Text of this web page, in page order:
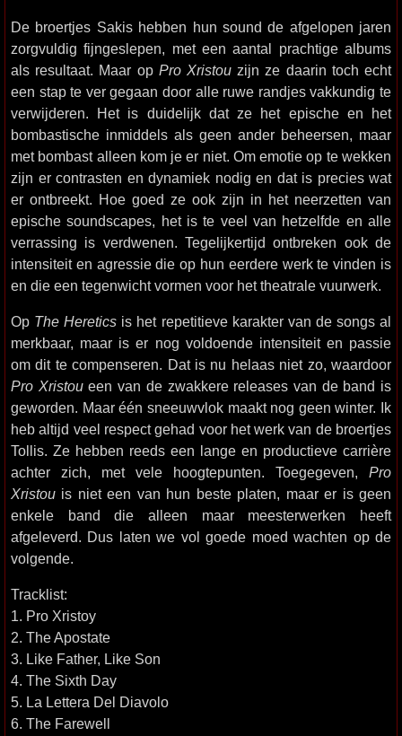
De broertjes Sakis hebben hun sound de afgelopen jaren
zorgvuldig fijngeslepen, met een aantal prachtige albums
als resultaat. Maar op Pro Xristou zijn ze daarin toch echt
een stap te ver gegaan door alle ruwe randjes vakkundig te
verwijderen. Het is duidelijk dat ze het epische en het
bombastische inmiddels als geen ander beheersen, maar
met bombast alleen kom je er niet. Om emotie op te wekken
zijn er contrasten en dynamiek nodig en dat is precies wat
er ontbreekt. Hoe goed ze ook zijn in het neerzetten van
epische soundscapes, het is te veel van hetzelfde en alle
verrassing is verdwenen. Tegelijkertijd ontbreken ook de
intensiteit en agressie die op hun eerdere werk te vinden is
en die een tegenwicht vormen voor het theatrale vuurwerk.
Op The Heretics is het repetitieve karakter van de songs al
merkbaar, maar is er nog voldoende intensiteit en passie
om dit te compenseren. Dat is nu helaas niet zo, waardoor
Pro Xristoueen van de zwakkere releases van de band is
geworden. Maar één sneeuwvlok maakt nog geen winter. Ik
heb altijd veel respect gehad voor het werk van de broertjes
Tollis. Ze hebben reeds een lange en productieve carrière
achter zich, met vele hoogtepunten. Toegegeven, Pro
Xristou is niet een van hun beste platen, maar er is geen
enkele band die alleen maar meesterwerken heeft
afgeleverd. Dus laten we vol goede moed wachten op de
volgende.
Tracklist:
1. Pro Xristoy
2. The Apostate
3. Like Father, Like Son
4. The Sixth Day
5. La Lettera Del Diavolo
6. The Farewell